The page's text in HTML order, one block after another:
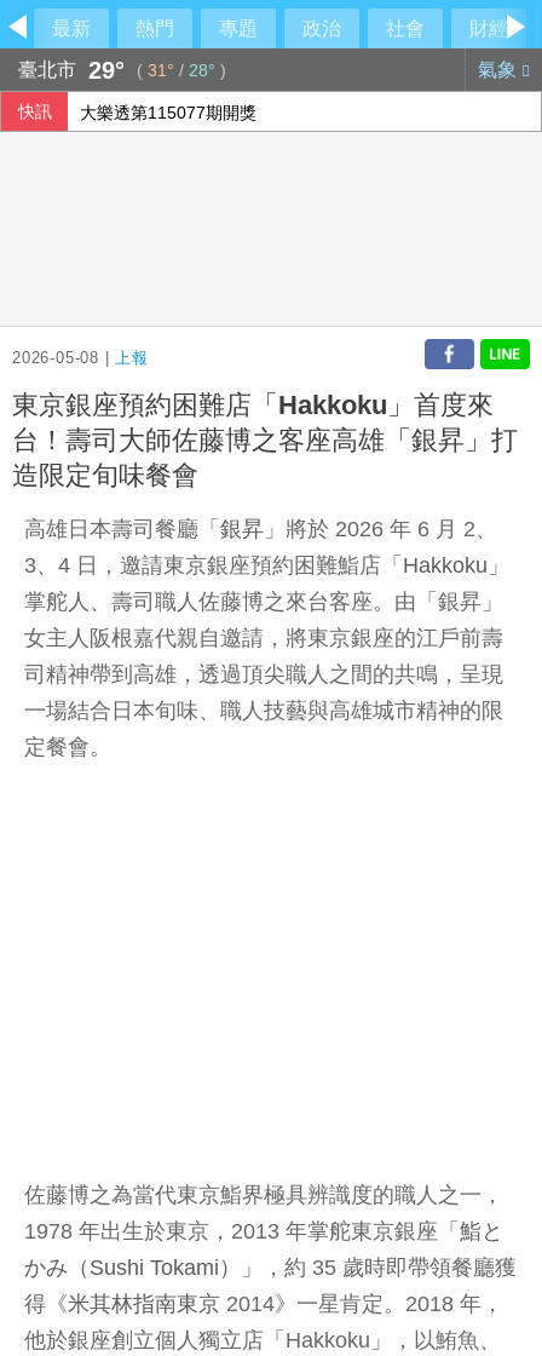
最新 熱門 專題 政治 社會
財經
臺北市 29° ( 31° / 28° ) 氣象
快訊 大樂透第115077期開獎
2026-05-08 |上報
東京銀座預約困難店「Hakkoku」首度來
台！壽司大師佐藤博之客座高雄「銀昇」打
造限定旬味餐會
高雄日本壽司餐廳「 銀昇 」將於 2026 年 6 月 2、
3、4 日，邀請東京銀座預約困難鮨店「 Hakkoku 」
掌舵人、壽司職人佐藤博之來台客座。由「銀昇」
女主人阪根嘉代親自邀請，將東京銀座的江戶前壽
司精神帶到高雄，透過頂尖職人之間的共鳴，呈現
一場結合日本旬味、職人技藝與高雄城市精神的限
定餐會。
佐藤博之為當代東京鮨界極具辨識度的職人之一，
1978 年出生於東京，2013 年掌舵東京銀座「 鮨と
かみ（Sushi Tokami）
」，約 35 歲時即帶領餐廳獲
得《米其林指南東京 2014》一星肯定。2018 年，
他於銀座創立個人獨立店「Hakkoku」，以鮪魚、